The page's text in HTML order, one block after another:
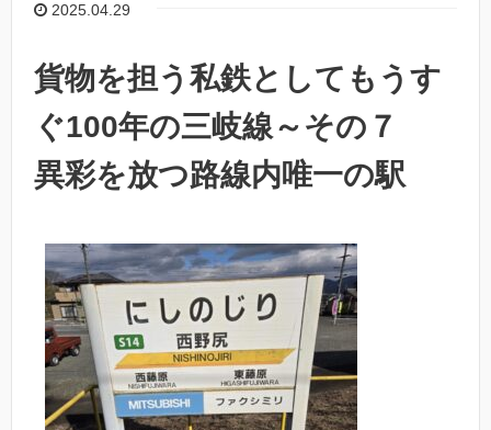
2025.04.29
貨物を担う私鉄としてもうす
ぐ100年の三岐線～その７
異彩を放つ路線内唯一の駅